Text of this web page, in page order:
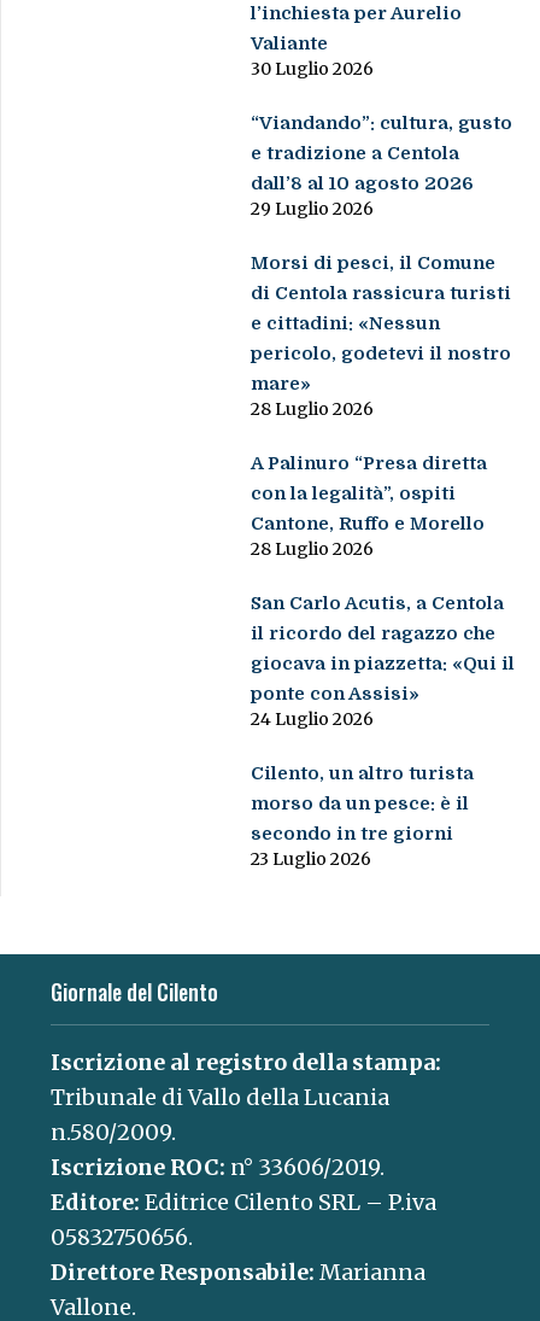
l’inchiesta per Aurelio
Valiante
30 Luglio 2026
“Viandando”: cultura, gusto
e tradizione a Centola
dall’8 al 10 agosto 2026
29 Luglio 2026
Morsi di pesci, il Comune
di Centola rassicura turisti
e cittadini: «Nessun
pericolo, godetevi il nostro
mare»
28 Luglio 2026
A Palinuro “Presa diretta
con la legalità”, ospiti
Cantone, Ruffo e Morello
28 Luglio 2026
San Carlo Acutis, a Centola
il ricordo del ragazzo che
giocava in piazzetta: «Qui il
ponte con Assisi»
24 Luglio 2026
Cilento, un altro turista
morso da un pesce: è il
secondo in tre giorni
23 Luglio 2026
Giornale del Cilento
Iscrizione al registro della stampa:
Tribunale di Vallo della Lucania
n.580/2009.
Iscrizione ROC: n° 33606/2019.
Editore: Editrice Cilento SRL – P.iva
05832750656.
Direttore Responsabile: Marianna
Vallone.